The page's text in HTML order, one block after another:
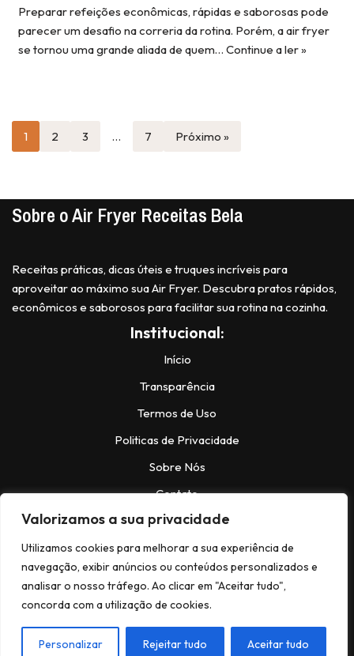
Valorizamos a sua privacidade
Utilizamos cookies para melhorar a sua experiência de
navegação, exibir anúncios ou conteúdos personalizados e
analisar o nosso tráfego. Ao clicar em "Aceitar tudo",
concorda com a utilização de cookies.
Personalizar Rejeitar tudo Aceitar tudo
Preparar refeições econômicas, rápidas e saborosas pode
parecer um desafio na correria da rotina. Porém, a air fryer
se tornou uma grande aliada de quem… Continue a ler »
1 2 3 … 7 Próximo »
Sobre o Air Fryer Receitas Bela
Receitas práticas, dicas úteis e truques incríveis para
aproveitar ao máximo sua Air Fryer. Descubra pratos rápidos,
econômicos e saborosos para facilitar sua rotina na cozinha.
Institucional:
Início
Transparência
Termos de Uso
Politicas de Privacidade
Sobre Nós
Contato
Contatos:
@https://www.instagram.com/bela.receitas_/
facebook.com/NeveNews
© Copyright 2024,Todos os Direitos